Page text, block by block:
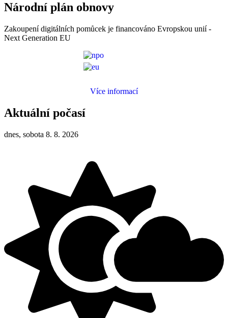
Národní plán obnovy
Zakoupení digitálních pomůcek je financováno Evropskou unií -
Next Generation EU
Více informací
Aktuální počasí
dnes, sobota 8. 8. 2026